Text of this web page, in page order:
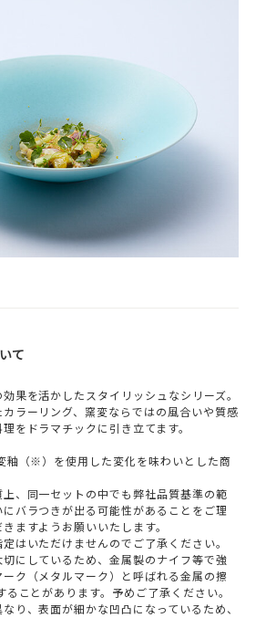
て
効果を活かしたスタイリッシュなシリーズ。
ラーリング、窯変ならではの風合いや質感
をドラマチックに引き立てます。
釉（※）を使用した変化を味わいとした商
、同一セットの中でも弊社品質基準の範
バラつきが出る可能性があることをご理
ますようお願いいたします。
はいただけませんのでご了承ください。
切にしているため、金属製のナイフ等で強
ク（メタルマーク）と呼ばれる金属の擦
ことがあります。予めご了承ください。
り、表面が細かな凹凸になっているため、